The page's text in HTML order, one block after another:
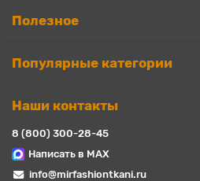
Полезное
Популярные категории
Наши контакты
8 (800) 300-28-45
Написать в MAX
info@mirfashiontkani.ru